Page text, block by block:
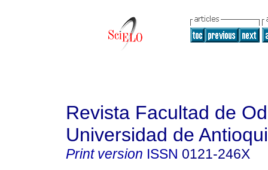
Revista Facultad de
Universidad de
Print version ISSN 0121-246X